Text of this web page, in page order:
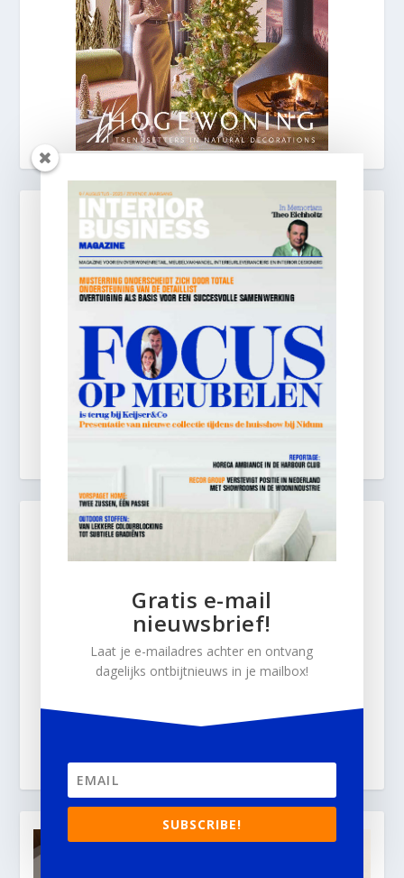
Gratis e-mail
nieuwsbrief!
Laat je e-mailadres achter en ontvang
dagelijks ontbijtnieuws in je mailbox!
SUBSCRIBE!